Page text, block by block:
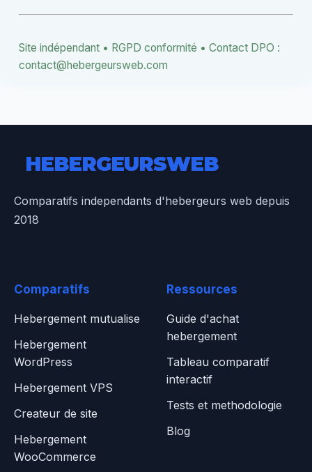
Site indépendant • RGPD conformité • Contact DPO :
contact@hebergeursweb.com
HEBERGEURSWEB
Comparatifs independants d'hebergeurs web depuis
2018
Comparatifs
Hebergement mutualise
Hebergement
WordPress
Hebergement VPS
Createur de site
Hebergement
WooCommerce
Ressources
Guide d'achat
hebergement
Tableau comparatif
interactif
Tests et methodologie
Blog